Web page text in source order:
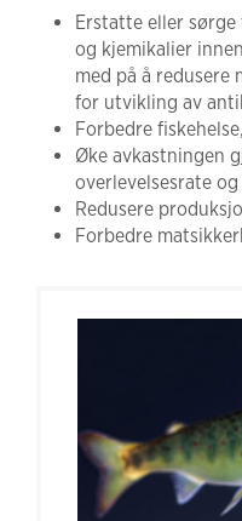
Erstatte eller
og kjemikalier
med på å
for utvikling av
Forbedre
Øke avkastningen
overlevelsesrate
Redusere
Forbedre